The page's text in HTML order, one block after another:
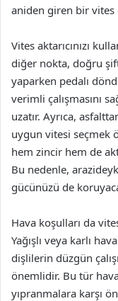
aniden giren bir vites
Vites aktarıcınızı
diğer nokta, doğru
yaparken pedalı
verimli çalışmasını
uzatır. Ayrıca,
uygun vitesi seçmek
hem zincir hem de
Bu nedenle,
gücünüzü de
Hava koşulları da
Yağışlı veya karlı
dişlilerin düzgün
önemlidir. Bu tür
yıpranmalara karşı